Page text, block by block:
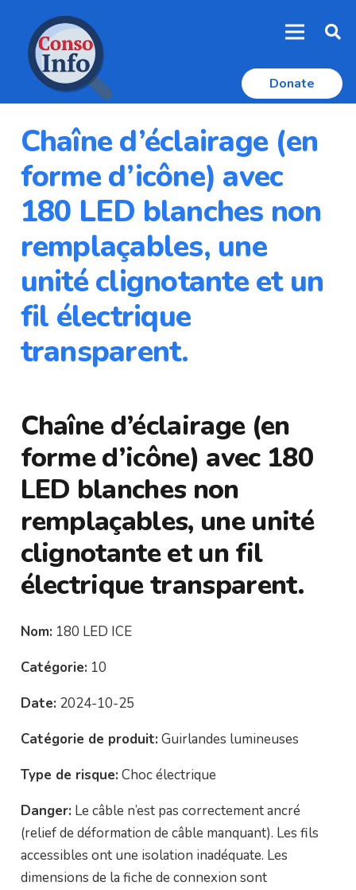
Donate
Chaîne d’éclairage (en
forme d’icône) avec
180 LED blanches non
remplaçables, une
unité clignotante et un
fil électrique
transparent.
Chaîne d’éclairage (en
forme d’icône) avec 180
LED blanches non
remplaçables, une unité
clignotante et un fil
électrique transparent.
Nom: 180 LED ICE
Catégorie: 10
Date: 2024-10-25
Catégorie de produit: Guirlandes lumineuses
Type de risque: Choc électrique
Danger: Le câble n’est pas correctement ancré
(relief de déformation de câble manquant). Les fils
accessibles ont une isolation inadéquate. Les
dimensions de la fiche de connexion sont